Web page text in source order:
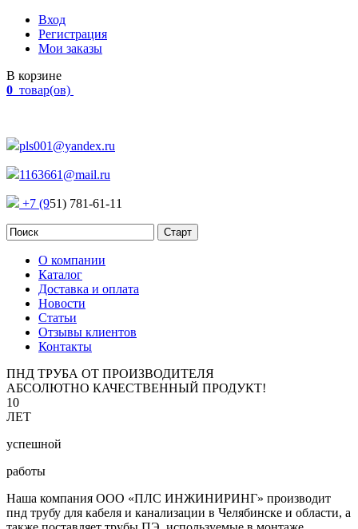
Вход
Регистрация
Мои заказы
В корзине
0 товар(ов)
pls001@yandex.ru
1163661@mail.ru
+7 (951) 781-61-11
О компании
Каталог
Доставка и оплата
Новости
Статьи
Отзывы клиентов
Контакты
ПНД ТРУБА ОТ ПРОИЗВОДИТЕЛЯ
АБСОЛЮТНО КАЧЕСТВЕННЫЙ ПРОДУКТ!
10
ЛЕТ
успешной
работы
Наша компания ООО «ПЛС ИНЖИНИРИНГ» производит
пнд трубу для кабеля и канализации в Челябинске и области, а